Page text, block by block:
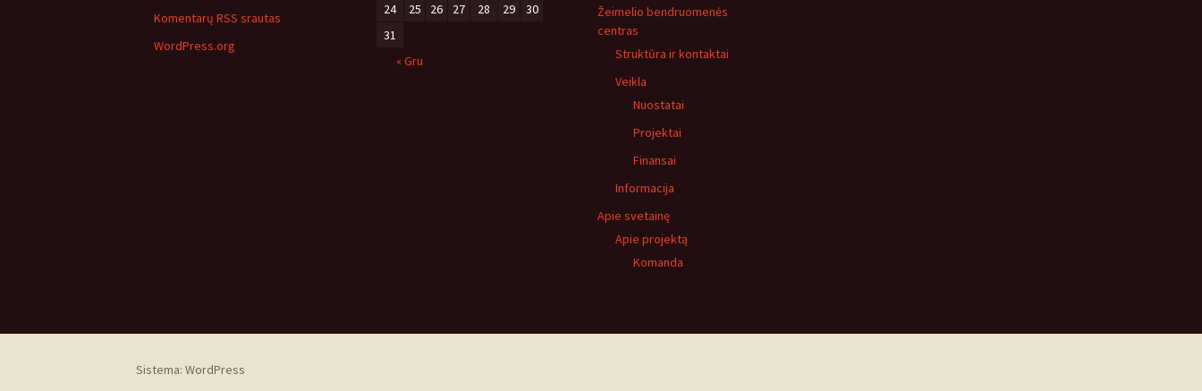
24
25 26 27 28 29
30
31
« Gru
Žeimelio bendruomenės
centras
Struktūra ir kontaktai
Veikla
Nuostatai
Projektai
Finansai
Informacija
Apie svetainę
Apie projektą
Komanda
Komentarų RSS srautas
WordPress.org
Sistema: WordPress